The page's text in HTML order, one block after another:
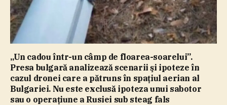
„Un cadou într-un câmp de floarea-soarelui”.
Presa bulgară analizează scenarii şi ipoteze în
cazul dronei care a pătruns în spaţiul aerian al
Bulgariei. Nu este exclusă ipoteza unui sabotor
sau o operaţiune a Rusiei sub steag fals